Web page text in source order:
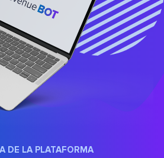
DE LA PLATAFORMA